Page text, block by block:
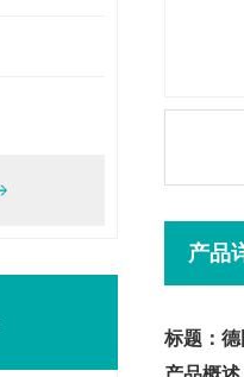
产品
标题：